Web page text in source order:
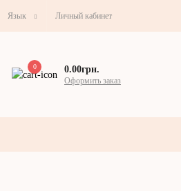
Язык Личный кабинет
0 0.00грн.
Оформить заказ